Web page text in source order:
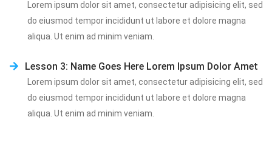
Lorem ipsum dolor sit amet, consectetur adipisicing elit, sed
do eiusmod tempor incididunt ut labore et dolore magna
aliqua. Ut enim ad minim veniam.
Lesson 3: Name Goes Here Lorem Ipsum Dolor Amet
Lorem ipsum dolor sit amet, consectetur adipisicing elit, sed
do eiusmod tempor incididunt ut labore et dolore magna
aliqua. Ut enim ad minim veniam.